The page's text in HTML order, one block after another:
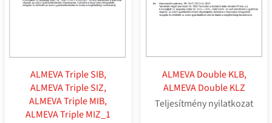
ALMEVA Triple SIB,
ALMEVA Triple SIZ,
ALMEVA Triple MIB,
ALMEVA Triple MIZ_1
ALMEVA Double KLB,
ALMEVA Double KLZ
Teljesítmény nyilatkozat